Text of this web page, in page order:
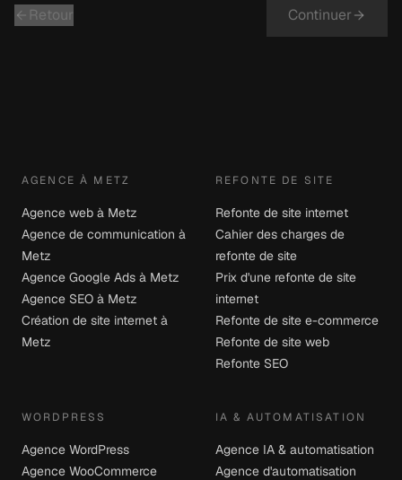
Retour Continuer
AGENCE À METZ
Agence web à Metz
Agence de communication à
Metz
Agence Google Ads à Metz
Agence SEO à Metz
Création de site internet à
Metz
REFONTE DE SITE
Refonte de site internet
Cahier des charges de
refonte de site
Prix d'une refonte de site
internet
Refonte de site e-commerce
Refonte de site web
Refonte SEO
WORDPRESS
Agence WordPress
Agence WooCommerce
IA & AUTOMATISATION
Agence IA & automatisation
Agence d'automatisation